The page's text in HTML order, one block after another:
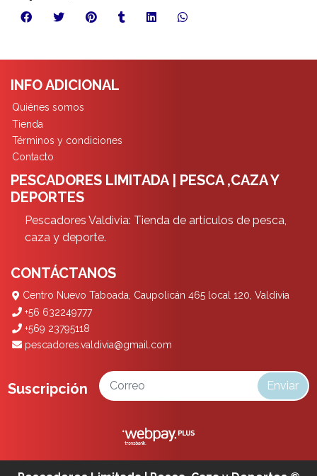
INFO ADICIONAL
Quiénes somos
Tienda
Términos y condiciones
Contacto
PESCADORES LIMITADA | PESCA ,CAZA Y
DEPORTES
Pescadores Valdivia: Tienda de artículos de pesca,
caza y deporte.
CONTÁCTANOS
Centro Nuevo Taboada, Caupolicán 465 local 120, Valdivia
+56 632249777
+569 23795118
pescadores.valdivia@gmail.com
Suscripción Enviar